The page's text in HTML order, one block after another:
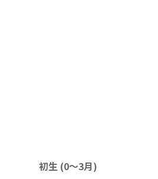
初生 (0〜3月)